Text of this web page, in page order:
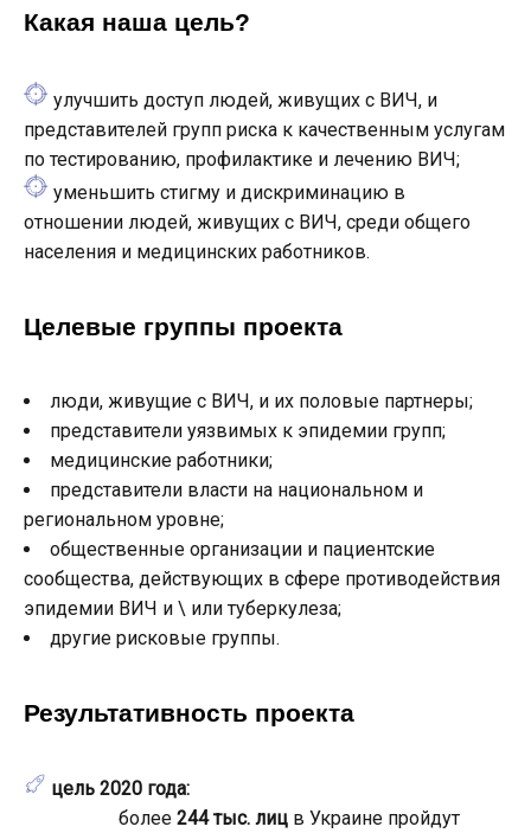
Какая наша цель?
улучшить доступ людей, живущих с ВИЧ, и
представителей групп риска к качественным услугам
по тестированию, профилактике и лечению ВИЧ;
уменьшить стигму и дискриминацию в
отношении людей, живущих с ВИЧ, среди общего
населения и медицинских работников.
Целевые группы проекта
люди, живущие с ВИЧ, и их половые партнеры;
представители уязвимых к эпидемии групп;
медицинские работники;
представители власти на национальном и
региональном уровне;
общественные организации и пациентские
сообщества, действующих в сфере противодействия
эпидемии ВИЧ и \ или туберкулеза;
другие рисковые группы.
Результативность проекта
цель 2020 года:
более 244 тыс. лиц в Украине пройдут